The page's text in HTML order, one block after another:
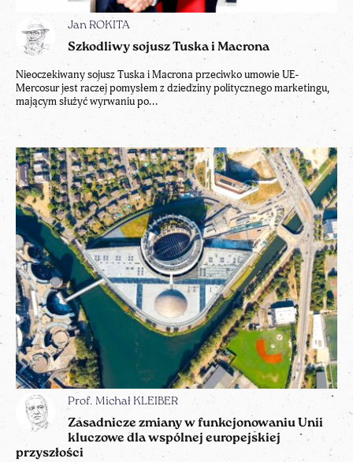
Jan ROKITA
Szkodliwy sojusz Tuska i Macrona
Nieoczekiwany sojusz Tuska i Macrona przeciwko umowie UE-
Mercosur jest raczej pomysłem z dziedziny politycznego marketingu,
mającym służyć wyrwaniu po...
Prof. Michał KLEIBER
Zasadnicze zmiany w funkcjonowaniu Unii
kluczowe dla wspólnej europejskiej
przyszłości